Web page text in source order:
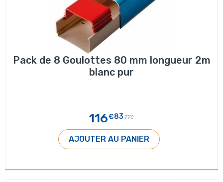
Pack de 8 Goulottes 80 mm longueur 2m
blanc pur
116€83 TTC
AJOUTER AU PANIER